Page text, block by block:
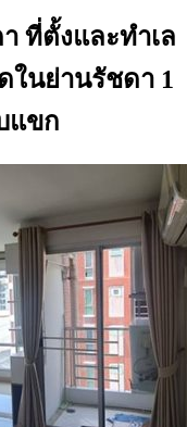
ที่ตั้งและทำเล
ในย่านรัชดา 1
แขก